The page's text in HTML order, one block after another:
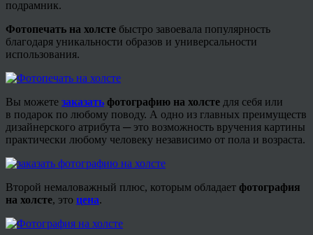
подрамник.
Фотопечать на холсте быстро завоевала популярность
благодаря уникальности образов и универсальности
использования.
Вы можете заказать фотографию на холсте для себя или
в подарок по любому поводу. А одно из главных преимуществ
дизайнерского атрибута ─ это возможность вручения картины
практически любому человеку независимо от пола и возраста.
Второй немаловажный плюс, которым обладает фотография
на холсте, это цена.